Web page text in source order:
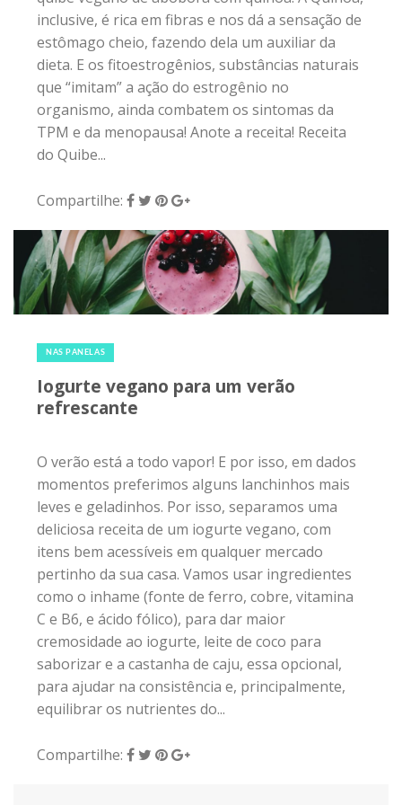
inclusive, é rica em fibras e nos dá a sensação de
estômago cheio, fazendo dela um auxiliar da
dieta. E os fitoestrogênios, substâncias naturais
que “imitam” a ação do estrogênio no
organismo, ainda combatem os sintomas da
TPM e da menopausa! Anote a receita! Receita
do Quibe...
Compartilhe:
NAS PANELAS
Iogurte vegano para um verão
refrescante
O verão está a todo vapor! E por isso, em dados
momentos preferimos alguns lanchinhos mais
leves e geladinhos. Por isso, separamos uma
deliciosa receita de um iogurte vegano, com
itens bem acessíveis em qualquer mercado
pertinho da sua casa. Vamos usar ingredientes
como o inhame (fonte de ferro, cobre, vitamina
C e B6, e ácido fólico), para dar maior
cremosidade ao iogurte, leite de coco para
saborizar e a castanha de caju, essa opcional,
para ajudar na consistência e, principalmente,
equilibrar os nutrientes do...
Compartilhe: